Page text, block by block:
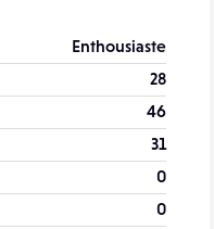
Enthousiaste
28
46
31
0
0